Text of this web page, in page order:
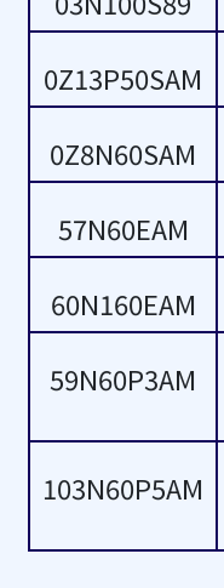
0Z13P50SAM
0Z8N60SAM
57N60EAM
60N160EAM
59N60P3AM
103N60P5AM